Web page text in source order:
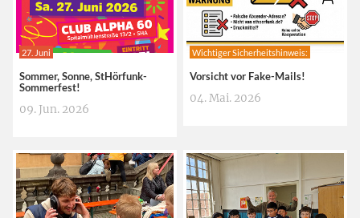
27. Juni
Sommer, Sonne, StHörfunk-
Sommerfest!
09. Jun. 2026
Wichtiger Sicherheitshinweis:
Vorsicht vor Fake-Mails!
04. Mai. 2026